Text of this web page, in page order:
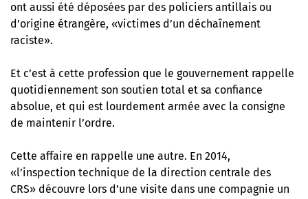
ont aussi été déposées par des policiers antillais ou
d’origine étrangère, «victimes d’un déchaînement
raciste».
Et c’est à cette profession que le gouvernement rappelle
quotidiennement son soutien total et sa confiance
absolue, et qui est lourdement armée avec la consigne
de maintenir l’ordre.
Cette affaire en rappelle une autre. En 2014,
«l’inspection technique de la direction centrale des
CRS» découvre lors d’une visite dans une compagnie un